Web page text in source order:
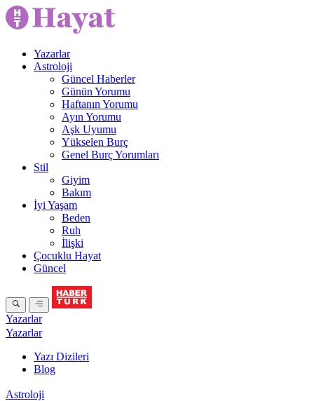
Yazarlar
Astroloji
Güncel Haberler
Günün Yorumu
Haftanın Yorumu
Ayın Yorumu
Aşk Uyumu
Yükselen Burç
Genel Burç Yorumları
Stil
Giyim
Bakım
İyi Yaşam
Beden
Ruh
İlişki
Çocuklu Hayat
Güncel
Yazarlar
Yazarlar
Yazı Dizileri
Blog
Astroloji